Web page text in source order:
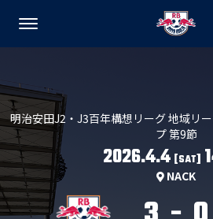
明治安田J2・J3百年構想リーグ 地域リ
プ 第9節
2026.4.4 [SAT]
NACK